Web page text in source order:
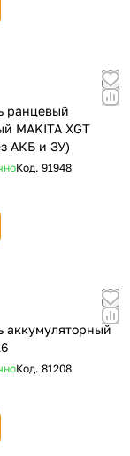
ранцевый
MAKITA XGT
АКБ и ЗУ)
Код. 91948
аккумуляторный
Код. 81208